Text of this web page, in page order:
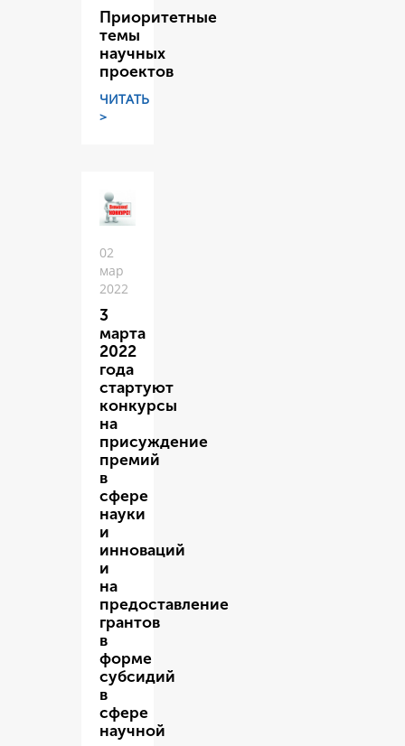
Приоритетные
темы
научных
проектов
ЧИТАТЬ
>
02
мар
2022
3
марта
2022
года
стартуют
конкурсы
на
присуждение
премий
в
сфере
науки
и
инноваций
и
на
предоставление
грантов
в
форме
субсидий
в
сфере
научной